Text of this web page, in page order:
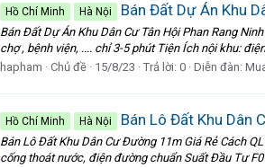
Hồ Chí Minh Hà Nội Bán Đất Dự Án Khu
Bán Đất Dự Án Khu Dân Cư Tân Hội Phan Rang
chợ , bệnh viện, .... chỉ 3-5 phút Tiện Ích nội khu:
hapham
Chủ đề 15/8/23 Trả lời: 0 Diễn đàn:
Hồ Chí Minh Hà Nội Bán Lô Đất Khu Dân
Bán Lô Đất Khu Dân Cư Đường 11m Giá Rẻ Cách
cống thoát nước, điện đường chuẩn Suất Đầu Tư